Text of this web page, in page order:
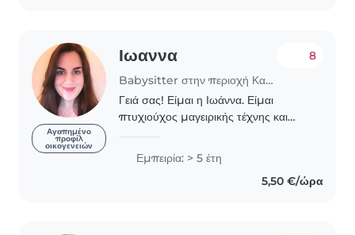
Αγαπημένο
προφίλ
οικογενειών
Ιωαννα
Babysitter στην περιοχή Καλαμαριά
8
Γειά σας! Είμαι η Ιωάννα. Είμαι
πτυχιούχος μαγειρικής τέχνης και
ειδικής ανάπτυξης στο πλαίσιο της
Εμπειρία: > 5 έτη
5,50 €/ώρα